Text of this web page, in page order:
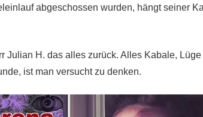
abgeschossen wurden, hängt seiner
Julian H. das alles zurück. Alles Kabale,
ist man versucht zu denken.